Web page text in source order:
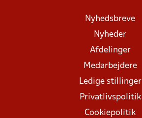
Nyhedsbreve
Nyheder
Afdelinger
Medarbejdere
Ledige stillinger
Privatlivspolitik
Cookiepolitik